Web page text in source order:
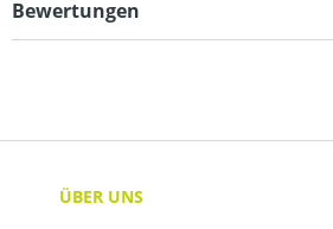
Bewertungen
ÜBER UNS